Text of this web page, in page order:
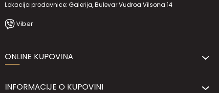
Lokacija prodavnice: Galerija, Bulevar Vudroa Vilsona 14
Viber
ONLINE KUPOVINA
INFORMACIJE O KUPOVINI